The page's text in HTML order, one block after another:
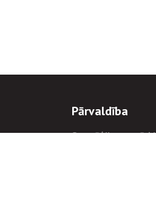
Pārvaldība
Stratēģija un mērķi